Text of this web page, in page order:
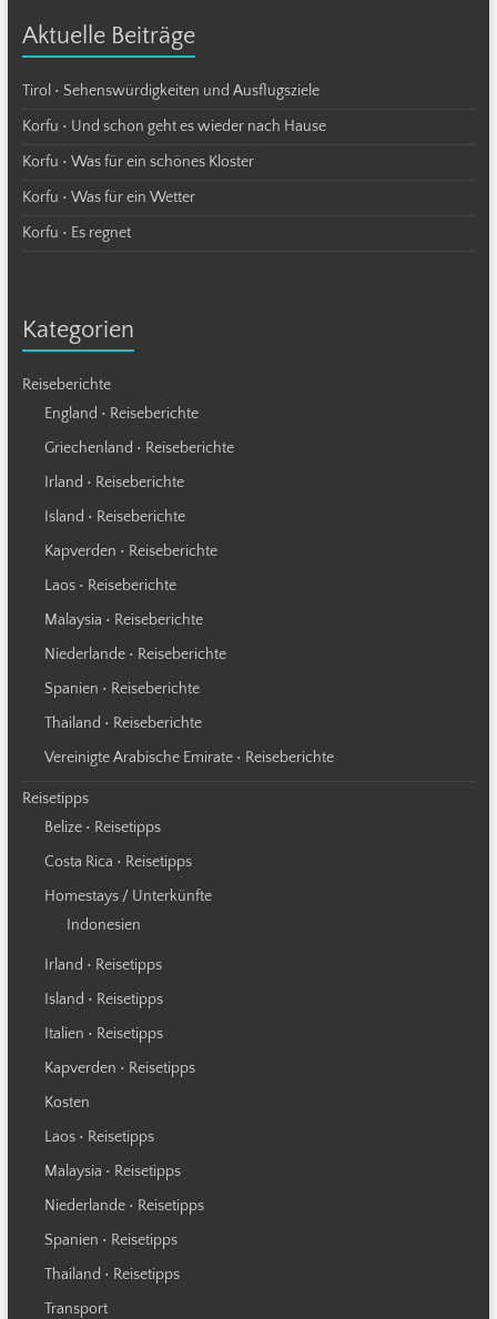
Aktuelle Beiträge
Tirol • Sehenswürdigkeiten und Ausflugsziele
Korfu • Und schon geht es wieder nach Hause
Korfu • Was für ein schönes Kloster
Korfu • Was für ein Wetter
Korfu • Es regnet
Kategorien
Reiseberichte
England • Reiseberichte
Griechenland • Reiseberichte
Irland • Reiseberichte
Island • Reiseberichte
Kapverden • Reiseberichte
Laos • Reiseberichte
Malaysia • Reiseberichte
Niederlande • Reiseberichte
Spanien • Reiseberichte
Thailand • Reiseberichte
Vereinigte Arabische Emirate • Reiseberichte
Reisetipps
Belize • Reisetipps
Costa Rica • Reisetipps
Homestays / Unterkünfte
Indonesien
Irland • Reisetipps
Island • Reisetipps
Italien • Reisetipps
Kapverden • Reisetipps
Kosten
Laos • Reisetipps
Malaysia • Reisetipps
Niederlande • Reisetipps
Spanien • Reisetipps
Thailand • Reisetipps
Transport